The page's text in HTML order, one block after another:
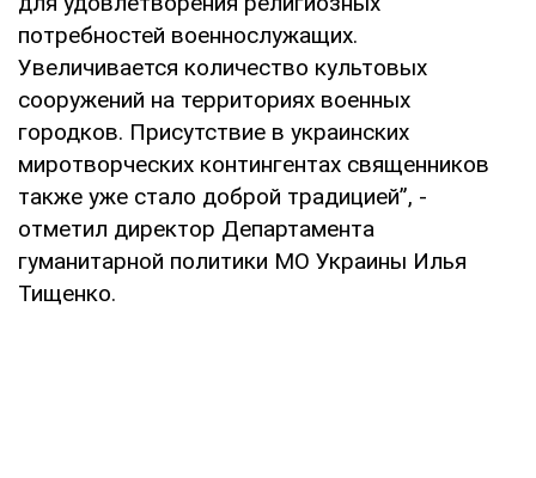
потребностей военнослужащих.
Увеличивается количество культовых
сооружений на территориях военных
городков. Присутствие в украинских
миротворческих контингентах священников
также уже стало доброй традицией”, -
отметил директор Департамента
гуманитарной политики МО Украины Илья
Тищенко.